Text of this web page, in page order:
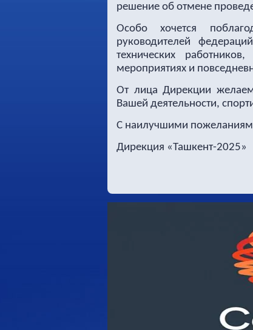
решение об отмене
Особо хочется
руководителей
технических
мероприятиях и
От лица Дирекции
Вашей деятельности,
С наилучшими
Дирекция «Ташкент-2025»